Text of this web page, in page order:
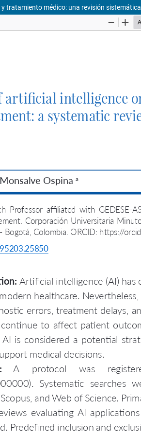
tratamiento médico: una revisión sistemática